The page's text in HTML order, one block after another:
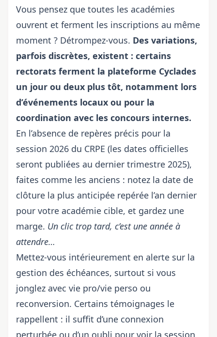
Vous pensez que toutes les académies
ouvrent et ferment les inscriptions au même
moment ? Détrompez-vous. Des variations,
parfois discrètes, existent : certains
rectorats ferment la plateforme Cyclades
un jour ou deux plus tôt, notamment lors
d’événements locaux ou pour la
coordination avec les concours internes.
En l’absence de repères précis pour la
session 2026 du CRPE (les dates officielles
seront publiées au dernier trimestre 2025),
faites comme les anciens : notez la date de
clôture la plus anticipée repérée l’an dernier
pour votre académie cible, et gardez une
marge. Un clic trop tard, c’est une année à
attendre…
Mettez-vous intérieurement en alerte sur la
gestion des échéances, surtout si vous
jonglez avec vie pro/vie perso ou
reconversion. Certains témoignages le
rappellent : il suffit d’une connexion
perturbée ou d’un oubli pour voir la session